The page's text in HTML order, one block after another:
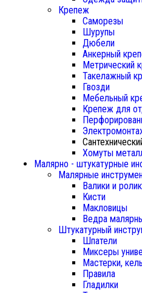
Крепеж
Саморезы
Шурупы
Дюбели
Анкерный
Метрический
Такелажный
Гвозди
Мебельный
Крепеж для
Хомуты
Малярно - штукатурные
Малярные
Валики и
Кисти
Макловицы
Ведра
Штукатурный
Шпатели
Миксеры
Мастерки,
Правила
Гладилки